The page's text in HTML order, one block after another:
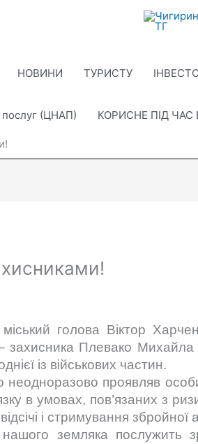
НОВИНИ ТУРИСТУ
послуг (ЦНАП) КОРИСНЕ ПІД ЧАС
голова Віктор
Плевако Михайла
із військових частин.
проявляв
в умовах, пов’язаних з
і стримування збройної
земляка послужить